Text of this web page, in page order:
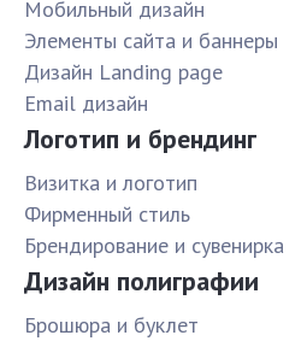
Мобильный дизайн
Элементы сайта и баннеры
Дизайн Landing page
Email дизайн
Логотип и брендинг
Визитка и логотип
Фирменный стиль
Брендирование и сувенирка
Дизайн полиграфии
Брошюра и буклет